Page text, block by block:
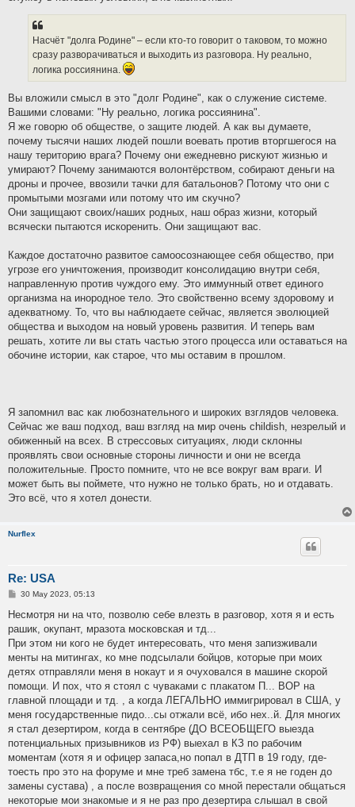
Насчёт "долга Родине" – если кто-то говорит о таковом, то можно
сразу разворачиваться и выходить из разговора. Ну реально,
логика россиянина.
Вы вложили смысл в это "долг Родине", как о служение системе.
Вашими словами: "Ну реально, логика россиянина".
Я же говорю об обществе, о защите людей. А как вы думаете,
почему тысячи наших людей пошли воевать против вторгшегося на
нашу територию врага? Почему они ежедневно рискуют жизнью и
умирают? Почему занимаются волонтёрством, собирают деньги на
дроны и прочее, ввозили тачки для батальонов? Потому что они с
промытыми мозгами или потому что им скучно?
Они защищают своих/наших родных, наш образ жизни, который
всячески пытаются искоренить. Они защищают вас.
Каждое достаточно развитое самоосознающее себя общество, при
угрозе его уничтожения, производит консолидацию внутри себя,
направленную против чуждого ему. Это иммунный ответ единого
организма на инородное тело. Это свойственно всему здоровому и
адекватному. То, что вы наблюдаете сейчас, является эволюцией
общества и выходом на новый уровень развития. И теперь вам
решать, хотите ли вы стать частью этого процесса или оставаться на
обочине истории, как старое, что мы оставим в прошлом.
Я запомнил вас как любознательного и широких взглядов человека.
Сейчас же ваш подход, ваш взгляд на мир очень childish, незрелый и
обиженный на всех. В стрессовых ситуациях, люди склонны
проявлять свои основные стороны личности и они не всегда
положительные. Просто помните, что не все вокруг вам враги. И
может быть вы поймете, что нужно не только брать, но и отдавать.
Это всё, что я хотел донести.
Nurflex
Re: USA
P
s
30 May 2023, 05:13
Несмотря ни на что, позволю себе влезть в разговор, хотя я и есть
рашик, окупант, мразота московская и тд...
При этом ни кого не будет интересовать, что меня запизживали
менты на митингах, ко мне подсылали бойцов, которые при моих
детях отправляли меня в нокаут и я очуховался в машине скорой
помощи. И пох, что я стоял с чуваками с плакатом П... ВОР на
главной площади и тд. , а когда ЛЕГАЛЬНО иммигрировал в США, у
меня государственные пидо...сы отжали всё, ибо нех..й. Для многих
я стал дезертиром, когда в сентябре (ДО ВСЕОБЩЕГО выезда
потенциальных призывников из РФ) выехал в КЗ по рабочим
моментам (хотя я и офицер запаса,но попал в ДТП в 19 году, где-
тоесть про это на форуме и мне треб замена тбс, т.е я не годен до
замены сустава) , а после возвращения со мной перестали общаться
некоторые мои знакомые и я не раз про дезертира слышал в свой